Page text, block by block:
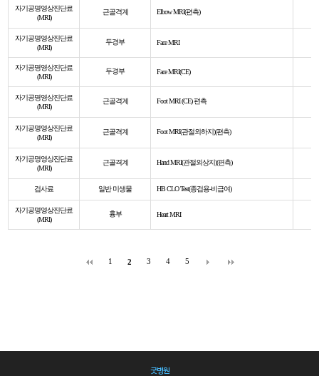
자기공명영상진단료
(MRI)
근골격계 Elbow MRI(편측)
자기공명영상진단료
(MRI)
두경부 Face MRI
자기공명영상진단료
(MRI)
두경부 Face MRI(CE)
자기공명영상진단료
(MRI)
근골격계 Foot MRI (CE) 편측
자기공명영상진단료
(MRI)
근골격계 Foot MRI(관절외하지)(편측)
자기공명영상진단료
(MRI)
근골격계 Hand MRI(관절외상지)(편측)
검사료 일반 미생물 HB CLO Test(종검용-비급여)
자기공명영상진단료
(MRI)
흉부 Heart MRI
1 2 3 4 5
굿병원